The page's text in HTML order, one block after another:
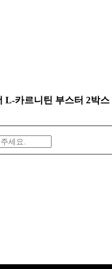
L-카르니틴 부스터 2박스